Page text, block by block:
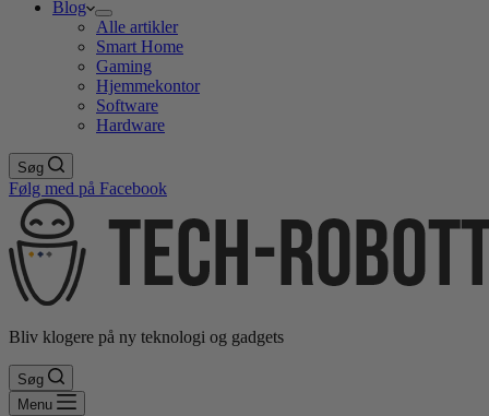
Blog
Alle artikler
Smart Home
Gaming
Hjemmekontor
Software
Hardware
Søg
Følg med på Facebook
Bliv klogere på ny teknologi og gadgets
Søg
Menu